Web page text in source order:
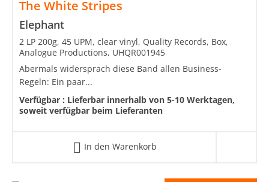
The White Stripes
Elephant
2 LP 200g, 45 UPM, clear vinyl, Quality Records, Box,
Analogue Productions, UHQR001945
Abermals widersprach diese Band allen Business-
Regeln: Ein paar...
Verfügbar : Lieferbar innerhalb von 5-10 Werktagen,
soweit verfügbar beim Lieferanten
In den Warenkorb